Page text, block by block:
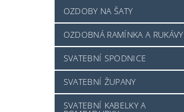
OZDOBY NA ŠATY
OZDOBNÁ RAMÍNKA A RUKÁVY
SVATEBNÍ SPODNICE
SVATEBNÍ ŽUPANY
SVATEBNÍ KABELKY A